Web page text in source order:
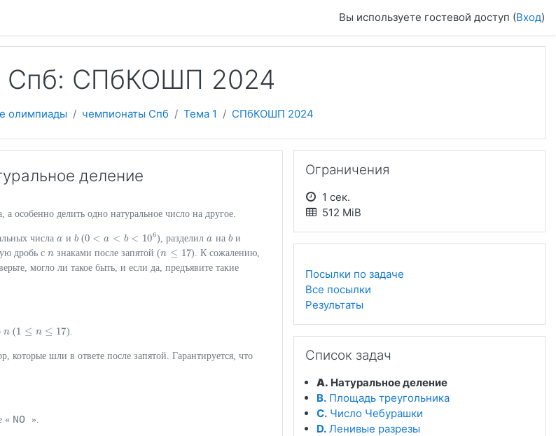
Вы используете гостевой доступ (Вход)
Спб: СПбКОШП 2024
олимпиады чемпионаты Спб Тема 1 СПбКОШП 2024
деление
а особенно делить одно натуральное число на другое.
числа a
a и b
b(0 < a < b < 106
0 <a <b <106 ), разделилa
a на b
bи
дробь с n
n знаками после запятой (n ≤ 17
n≤17
). К сожалению,
могло ли такое быть, и если да, предъявите такие
n
n (1 ≤ n ≤ 17
1 ≤n ≤17 ).
которые шли в ответе после запятой. Гарантируется, что
« NO ».
Ограничения
1 сек.
512 MiB
Посылки по задаче
Все посылки
Результаты
Список задач
A. Натуральное деление
B. Площадь треугольника
C. Число Чебурашки
D. Ленивые разрезы